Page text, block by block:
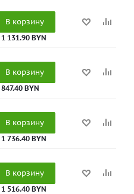
В корзину
1 131.90 BYN
В корзину
847.40 BYN
В корзину
1 736.40 BYN
В корзину
1 516.40 BYN